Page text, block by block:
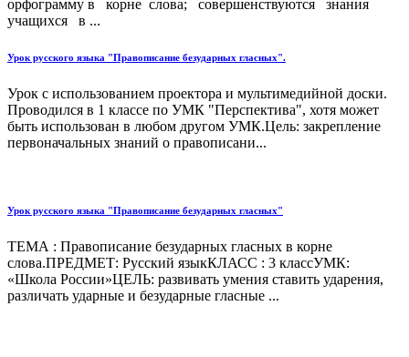
орфограмму в корне слова; совершенствуются знания
учащихся в ...
Урок русского языка "Правописание безударных гласных".
Урок с использованием проектора и мультимедийной доски.
Проводился в 1 классе по УМК "Перспектива", хотя может
быть использован в любом другом УМК.Цель: закрепление
первоначальных знаний о правописани...
Урок русского языка "Правописание безударных гласных"
ТЕМА : Правописание безударных гласных в корне
слова.ПРЕДМЕТ: Русский языкКЛАСС : 3 классУМК:
«Школа России»ЦЕЛЬ: развивать умения ставить ударения,
различать ударные и безударные гласные ...